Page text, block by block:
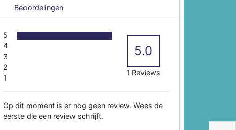
Beoordelingen
5
4
3
2
1
5.0
1 Reviews
Op dit moment is er nog geen review. Wees de
eerste die een review schrijft.